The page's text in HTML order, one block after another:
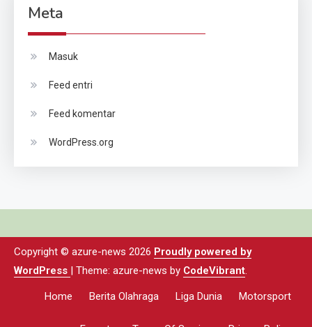
Meta
Masuk
Feed entri
Feed komentar
WordPress.org
Copyright © azure-news 2026 Proudly powered by
WordPress | Theme: azure-news by CodeVibrant
Home Berita Olahraga Liga Dunia Motorsport